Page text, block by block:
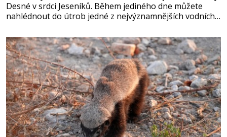
Desné v srdci Jeseníků. Během jediného dne můžete
nahlédnout do útrob jedné z nejvýznamnějších vodních
se na koloběžce a den zakončit poznáváním památek ve
Velkých Losinách nebo v termálním